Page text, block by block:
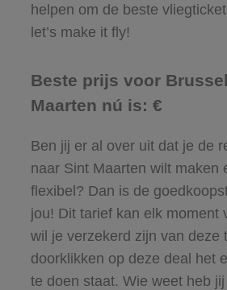
helpen om de beste
let’s make it fly!
Beste prijs voor
Maarten nú is: €
Ben jij er al over uit dat je de
naar Sint Maarten wilt maken
flexibel? Dan is de
jou! Dit tarief kan elk moment
wil je verzekerd zijn van deze
doorklikken op deze deal het
te doen staat. Wie weet heb